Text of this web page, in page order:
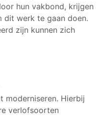
hun vakbond, krijgen
dit werk te gaan doen.
zijn kunnen zich
moderniseren. Hierbij
verlofsoorten